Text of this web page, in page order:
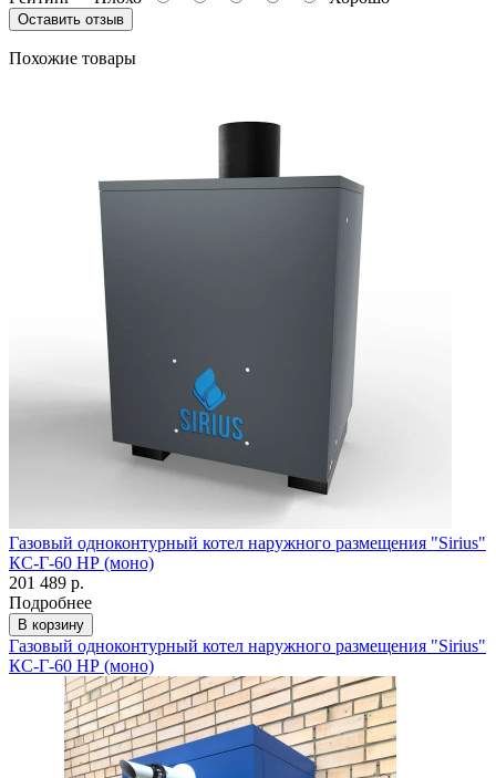
Оставить отзыв
Похожие товары
Газовый одноконтурный котел наружного размещения "Sirius"
КС-Г-60 НР (моно)
201 489 р.
Подробнее
В корзину
Газовый одноконтурный котел наружного размещения "Sirius"
КС-Г-60 НР (моно)